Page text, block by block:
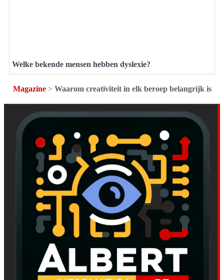
Welke bekende mensen hebben dyslexie?
Magazine> Waarom creativiteit in elk beroep belangrijk is